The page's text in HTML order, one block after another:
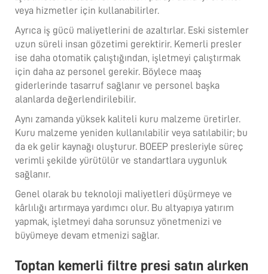
veya hizmetler için kullanabilirler.
Ayrıca iş gücü maliyetlerini de azaltırlar. Eski sistemler
uzun süreli insan gözetimi gerektirir. Kemerli presler
ise daha otomatik çalıştığından, işletmeyi çalıştırmak
için daha az personel gerekir. Böylece maaş
giderlerinde tasarruf sağlanır ve personel başka
alanlarda değerlendirilebilir.
Aynı zamanda yüksek kaliteli kuru malzeme üretirler.
Kuru malzeme yeniden kullanılabilir veya satılabilir; bu
da ek gelir kaynağı oluşturur. BOEEP presleriyle süreç
verimli şekilde yürütülür ve standartlara uygunluk
sağlanır.
Genel olarak bu teknoloji maliyetleri düşürmeye ve
kârlılığı artırmaya yardımcı olur. Bu altyapıya yatırım
yapmak, işletmeyi daha sorunsuz yönetmenizi ve
büyümeye devam etmenizi sağlar.
Toptan kemerli filtre presi satın alırken